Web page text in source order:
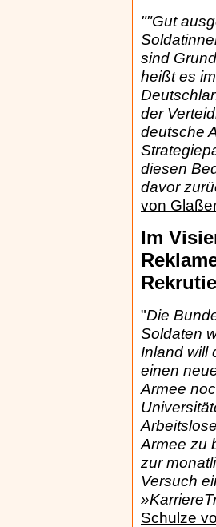
""Gut
sind
heißt es
der
deutsche
diesen
davor
von
Im
"Die
Soldaten
Inland will
einen
Armee
Armee zu
zur
Versuch
Schulze